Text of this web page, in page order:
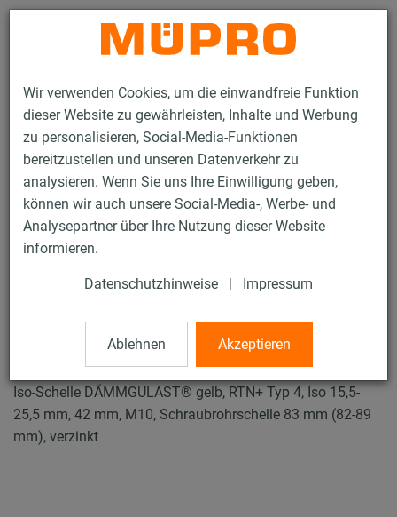
Wir verwenden Cookies, um die einwandfreie Funktion
dieser Website zu gewährleisten, Inhalte und Werbung
zu personalisieren, Social-Media-Funktionen
bereitzustellen und unseren Datenverkehr zu
analysieren. Wenn Sie uns Ihre Einwilligung geben,
können wir auch unsere Social-Media-, Werbe- und
Analysepartner über Ihre Nutzung dieser Website
informieren.
Datenschutzhinweise | Impressum
Ablehnen Akzeptieren
Kontakt
Produkte Befestigungstechnik
Rohrschellen
ISO-Schellen RTN+ Typ 2 und 4
ISO-Schellen RTN+
Typ 2 und 4
Iso-Schelle DÄMMGULAST® gelb, RTN+ Typ 4, Iso 15,5-
25,5 mm, 42 mm, M10, Schraubrohrschelle 83 mm (82-89
mm), verzinkt